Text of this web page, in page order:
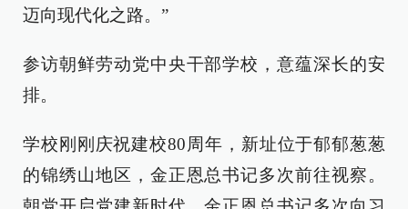
迈向现代化之路。”
参访朝鲜劳动党中央干部学校，意蕴深长的安
排。
学校刚刚庆祝建校80周年，新址位于郁郁葱葱
的锦绣山地区，金正恩总书记多次前往视察。